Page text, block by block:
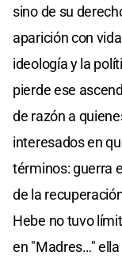
sino de su
aparición con
ideología y la
pierde ese
de razón a
interesados en
términos: guerra
de la
Hebe no tuvo
en "Madres…"